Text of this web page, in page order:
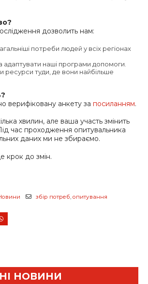
дозволить нам:
потреби людей у всіх регіонах
наші програми допомоги.
ресурси туди, де вони найбільше
верифіковану анкету за посиланням.
хвилин, але ваша участь змінить
час проходження опитувальника
даних ми не збираємо.
крок до змін.
збір потреб,опитування
НОВИНИ